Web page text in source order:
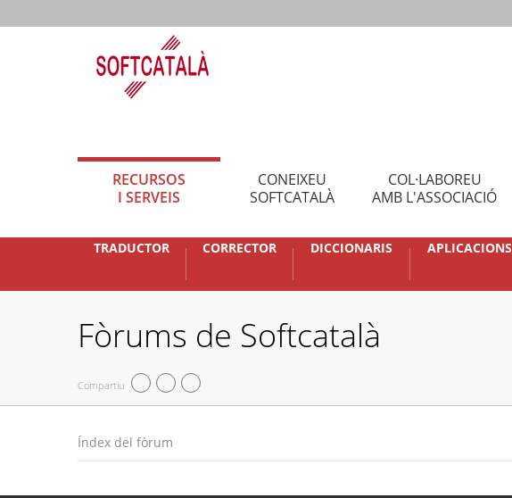
RECURSOS
I SERVEIS
CONEIXEU
SOFTCATALÀ
COL·LABOREU
AMB L'ASSOCIACIÓ
TRADUCTOR CORRECTOR DICCIONARIS APLICACIONS
Fòrums de Softcatalà
Compartiu
Índex del fòrum